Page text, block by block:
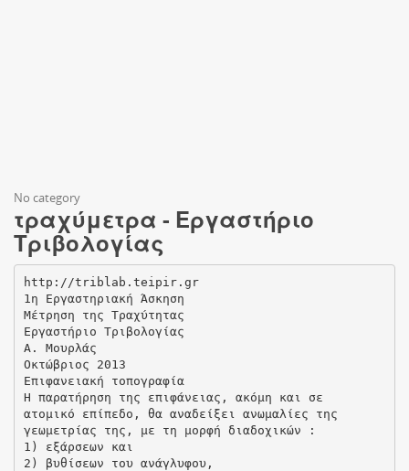
No category
τραχύμετρα - Εργαστήριο
Τριβολογίας
http://triblab.teipir.gr
1η Εργαστηριακή Άσκηση
Μέτρηση της Τραχύτητας
Εργαστήριο Τριβολογίας
Α. Μουρλάς
Οκτώβριος 2013
Επιφανειακή τοπογραφία
Η παρατήρηση της επιφάνειας, ακόμη και σε
ατομικό επίπεδο, θα αναδείξει ανωμαλίες της
γεωμετρίας της, με τη μορφή διαδοχικών :
1) εξάρσεων και
2) βυθίσεων του ανάγλυφου,